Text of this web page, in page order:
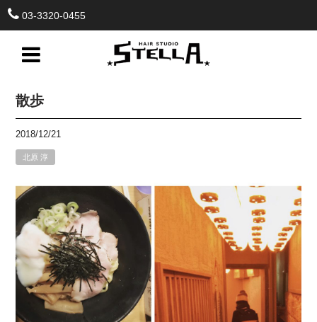
03-3320-0455
散歩
2018/12/21
北原 淳